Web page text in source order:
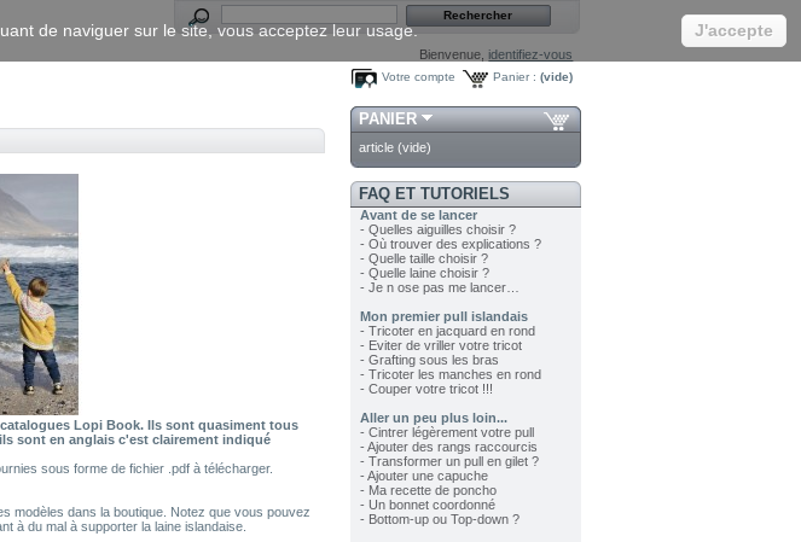
Bienvenue, identifiez-vous
Panier : (vide)
Votre compte
Lopi Book. Ils sont quasiment tous
sont en anglais c'est clairement indiqué
sous forme de fichier .pdf à télécharger.
modèles dans la boutique. Notez que vous pouvez
à du mal à supporter la laine islandaise.
PANIER
article (vide)
FAQ ET TUTORIELS
Avant de se lancer
- Quelles aiguilles choisir ?
- Où trouver des explications ?
- Quelle taille choisir ?
- Quelle laine choisir ?
- Je n ose pas me lancer…
Mon premier pull islandais
- Tricoter en jacquard en rond
- Eviter de vriller votre tricot
- Grafting sous les bras
- Tricoter les manches en rond
- Couper votre tricot !!!
Aller un peu plus loin...
- Cintrer légèrement votre pull
- Ajouter des rangs raccourcis
- Transformer un pull en gilet ?
- Ajouter une capuche
- Ma recette de poncho
- Un bonnet coordonné
- Bottom-up ou Top-down ?
de naviguer sur le site, vous acceptez leur usage. J'accepte